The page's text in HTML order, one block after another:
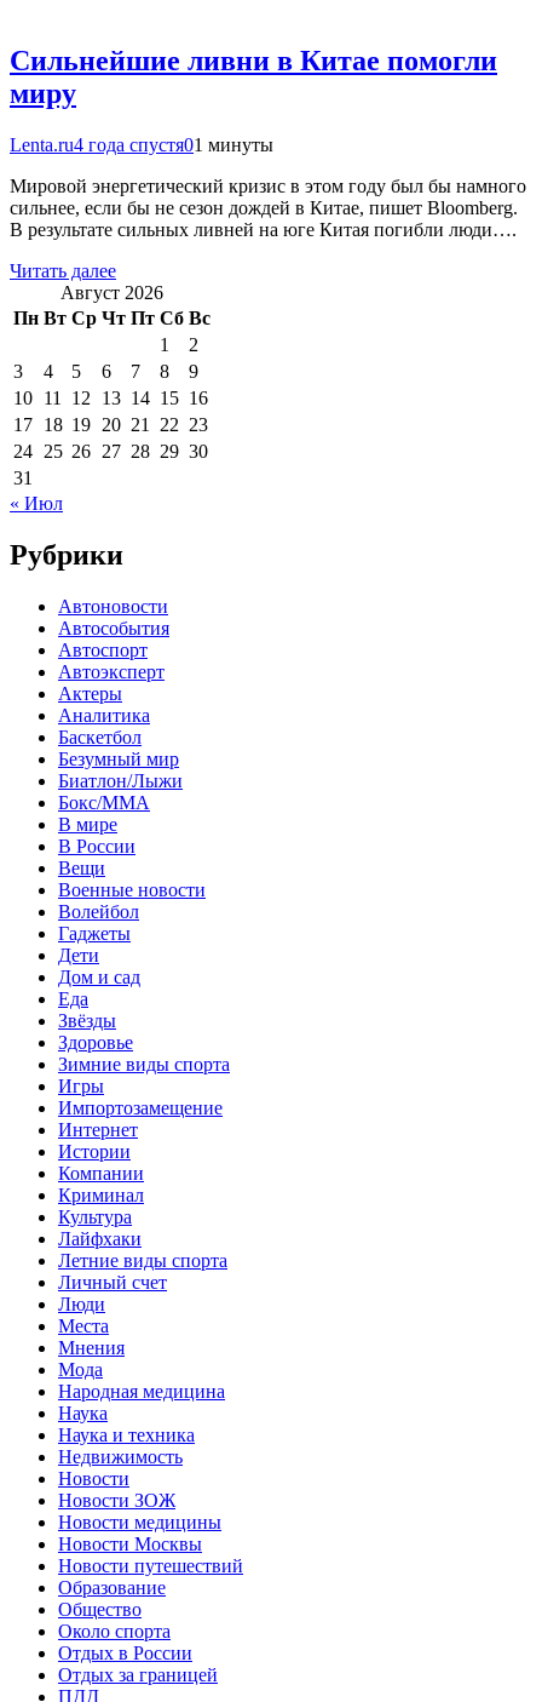
Сильнейшие ливни в Китае помогли
миру
Lenta.ru4 года спустя01 минуты
Мировой энергетический кризис в этом году был бы намного
сильнее, если бы не сезон дождей в Китае, пишет Bloomberg.
В результате сильных ливней на юге Китая погибли люди….
Читать далее
Август 2026
Пн Вт Ср Чт Пт Сб Вс
1
2
3
4 5 6 7 8
9
10 11 12 13 14 15 16
17 18 19 20 21 22 23
24 25 26 27 28 29 30
31
« Июл
Рубрики
Автоновости
Автособытия
Автоспорт
Автоэксперт
Актеры
Аналитика
Баскетбол
Безумный мир
Биатлон/Лыжи
Бокс/MMA
В мире
В России
Вещи
Военные новости
Волейбол
Гаджеты
Дети
Дом и сад
Еда
Звёзды
Здоровье
Зимние виды спорта
Игры
Импортозамещение
Интернет
Истории
Компании
Криминал
Культура
Лайфхаки
Летние виды спорта
Личный счет
Люди
Места
Мнения
Мода
Народная медицина
Наука
Наука и техника
Недвижимость
Новости
Новости ЗОЖ
Новости медицины
Новости Москвы
Новости путешествий
Образование
Общество
Около спорта
Отдых в России
Отдых за границей
ПДД